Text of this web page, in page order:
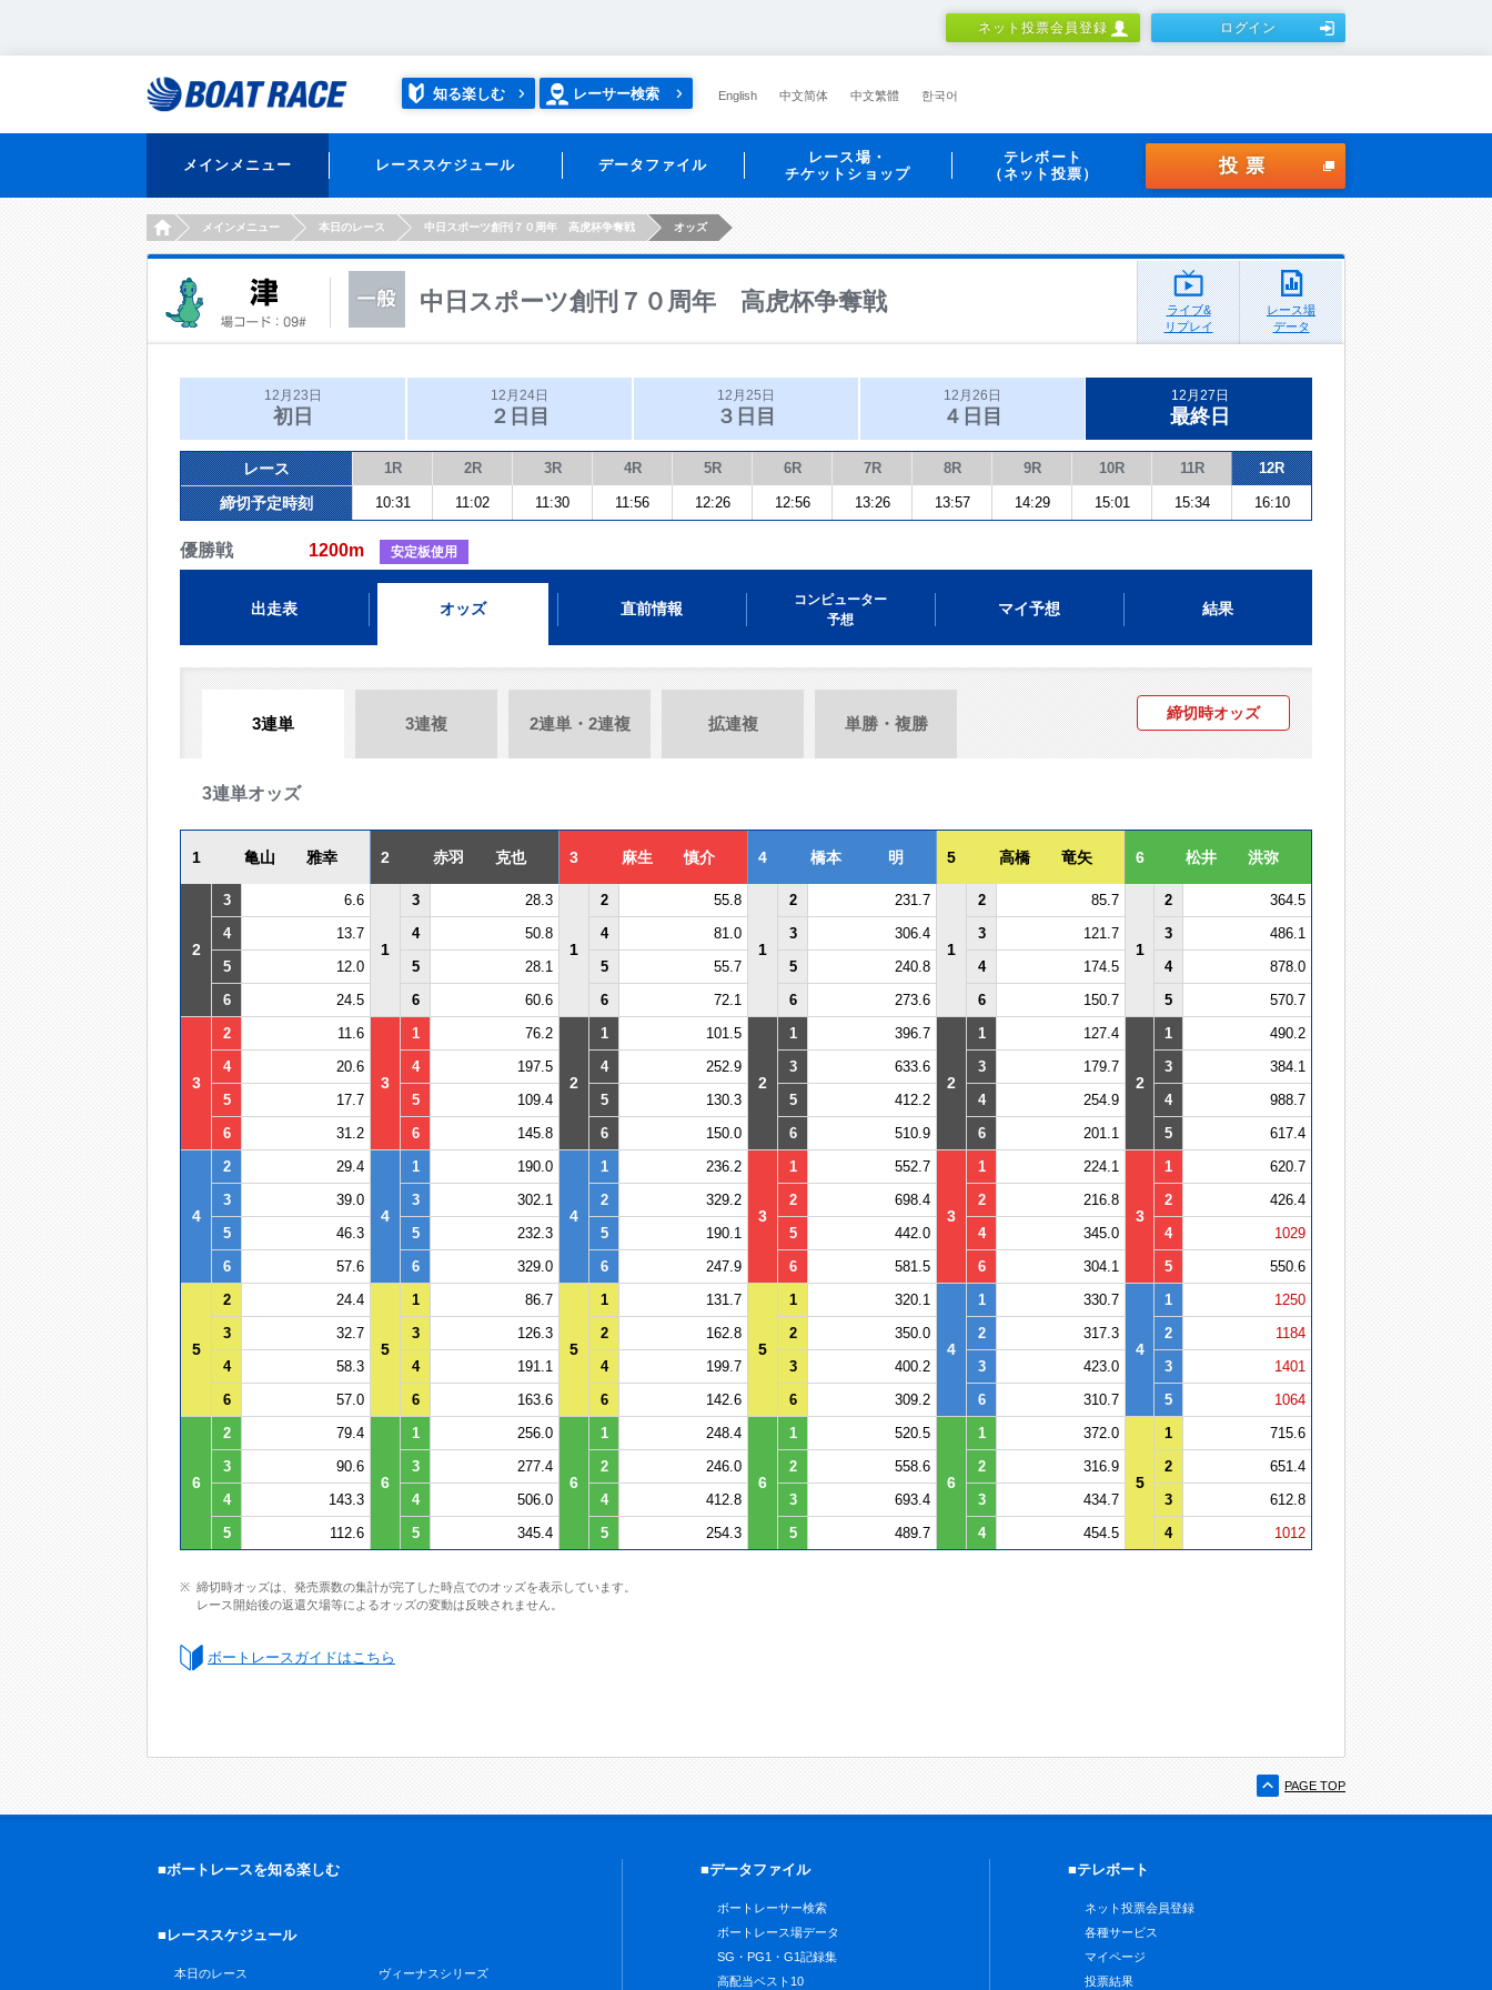
ネット投票会員登録 ログイン
知る楽しむ レーサー検索 English 中文简体 中文繁體 한국어
メインメニュー レーススケジュール データファイル
レース場・
チケットショップ
テレボート
（ネット投票）
投票
HOMEメインメニュー 本日のレース 中日スポーツ創刊７０周年 高虎杯争奪戦 オッズ
中日スポーツ創刊７０周年 高虎杯争奪戦
ライブ&
リプレイ
レース場
データ
12月23日
初日
12月24日
２日目
12月25日
３日目
12月26日
４日目
12月27日
最終日
レース 1R 2R 3R 4R 5R 6R 7R 8R 9R 10R 11R 12R
締切予定時刻 10:31 11:02 11:30 11:56 12:26 12:56 13:26 13:57 14:29 15:01 15:34 16:10
優勝戦 1200m 安定板使用
出走表 オッズ 直前情報
コンピューター
予想
マイ予想 結果
3連単 3連複 2連単・2連複 拡連複 単勝・複勝
締切時オッズ
3連単オッズ
1 亀山 雅幸 2 赤羽 克也 3 麻生 慎介 4 橋本 明 5 高橋 竜矢 6 松井 洪弥
2
3 6.6
1
3 28.3
1
2 55.8
1
2 231.7
1
2 85.7
1
2
364.5
4
13.7 4 50.8 4 81.0 3 306.4 3 121.7 3
486.1
5
12.0 5 28.1 5 55.7 5 240.8 4 174.5 4
878.0
6
24.5 6 60.6 6 72.1 6 273.6 6 150.7 5 570.7
3
2 11.6
3
1 76.2
2
1 101.5
2
1 396.7
2
1 127.4
2
1
490.2
4
20.6 4 197.5 4 252.9 3 633.6 3 179.7 3
384.1
5
17.7 5 109.4 5 130.3 5 412.2 4 254.9 4
988.7
6
31.2 6 145.8 6 150.0 6 510.9 6 201.1 5 617.4
4
2 29.4
4
1 190.0
4
1 236.2
3
1 552.7
3
1 224.1
3
1
620.7
3
39.0 3 302.1 2 329.2 2 698.4 2 216.8 2
426.4
5
46.3 5 232.3 5 190.1 5 442.0 4 345.0 4
1029
6
57.6 6 329.0 6 247.9 6 581.5 6 304.1 5 550.6
5
2 24.4
5
1 86.7
5
1 131.7
5
1 320.1
4
1 330.7
4
1
1250
3
32.7 3 126.3 2 162.8 2 350.0 2 317.3 2
1184
4
58.3 4 191.1 4 199.7 3 400.2 3 423.0 3
1401
6
57.0 6 163.6 6 142.6 6 309.2 6 310.7 5 1064
6
2 79.4
6
1 256.0
6
1 248.4
6
1 520.5
6
1 372.0
5
1
715.6
3
90.6 3 277.4 2 246.0 2 558.6 2 316.9 2
651.4
4
143.3 4 506.0 4 412.8 3 693.4 3 434.7 3
612.8
5
112.6 5 345.4 5 254.3 5 489.7 4 454.5 4 1012
締切時オッズは、発売票数の集計が完了した時点でのオッズを表示しています。
レース開始後の返還欠場等によるオッズの変動は反映されません。
ボートレースガイドはこちら
PAGE TOP
■ボートレースを知る楽しむ
■レーススケジュール
本日のレース ヴィーナスシリーズ
■データファイル
ボートレーサー検索
ボートレース場データ
SG・PG1・G1記録集
高配当ベスト10
■テレボート
ネット投票会員登録
各種サービス
マイページ
投票結果